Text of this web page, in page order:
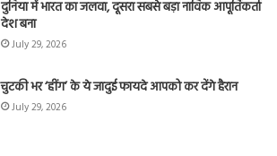
दुनिया में भारत का जलवा, दूसरा सबसे बड़ा नाविक आपूर्तिकर्ता
देश बना
July 29, 2026
चुटकी भर ‘हींग’ के ये जादुई फायदे आपको कर देंगे हैरान
July 29, 2026